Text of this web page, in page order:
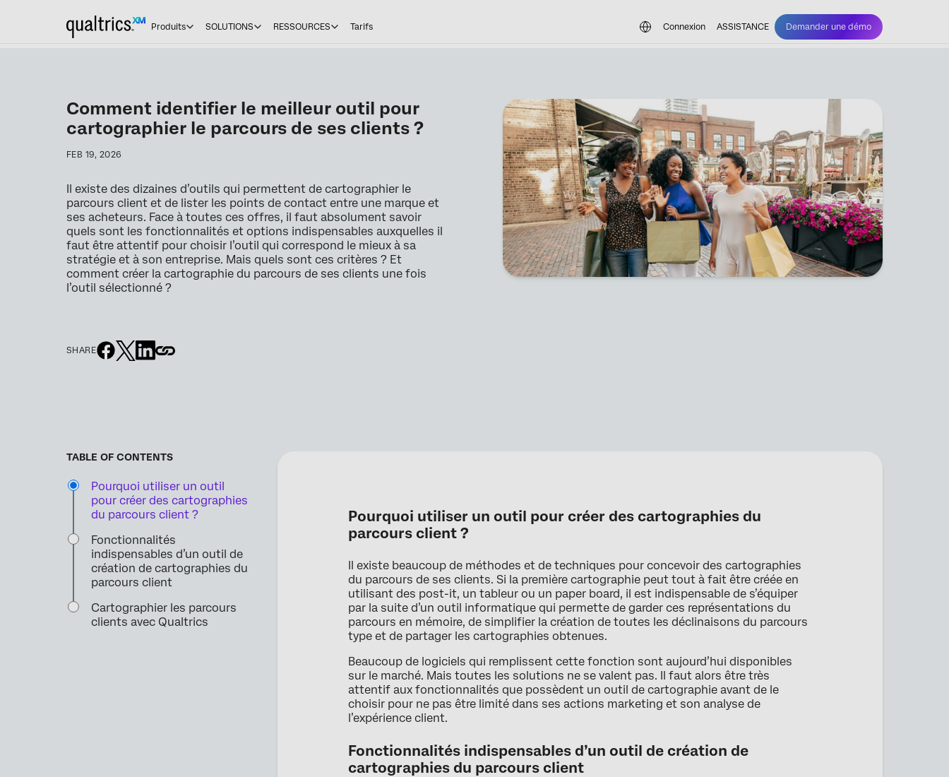
Produits SOLUTIONS RESSOURCES Tarifs Connexion ASSISTANCE Demander une démo
Comment identifier le meilleur outil pour
cartographier le parcours de ses clients ?
FEB 19, 2026
Il existe des dizaines d’outils qui permettent de cartographier le
parcours client et de lister les points de contact entre une marque et
ses acheteurs. Face à toutes ces offres, il faut absolument savoir
quels sont les fonctionnalités et options indispensables auxquelles il
faut être attentif pour choisir l’outil qui correspond le mieux à sa
stratégie et à son entreprise. Mais quels sont ces critères ? Et
comment créer la cartographie du parcours de ses clients une fois
l’outil sélectionné ?
SHARE
TABLE OF CONTENTS
Pourquoi utiliser un outil
pour créer des cartographies
du parcours client ?
Fonctionnalités
indispensables d’un outil de
création de cartographies du
parcours client
Cartographier les parcours
clients avec Qualtrics
Pourquoi utiliser un outil pour créer des cartographies du
parcours client ?
Il existe beaucoup de méthodes et de techniques pour concevoir des cartographies
du parcours de ses clients. Si la première cartographie peut tout à fait être créée en
utilisant des post-it, un tableur ou un paper board, il est indispensable de s’équiper
par la suite d’un outil informatique qui permette de garder ces représentations du
parcours en mémoire, de simplifier la création de toutes les déclinaisons du parcours
type et de partager les cartographies obtenues.
Beaucoup de logiciels qui remplissent cette fonction sont aujourd’hui disponibles
sur le marché. Mais toutes les solutions ne se valent pas. Il faut alors être très
attentif aux fonctionnalités que possèdent un outil de cartographie avant de le
choisir pour ne pas être limité dans ses actions marketing et son analyse de
l’expérience client.
Fonctionnalités indispensables d’un outil de création de
cartographies du parcours client